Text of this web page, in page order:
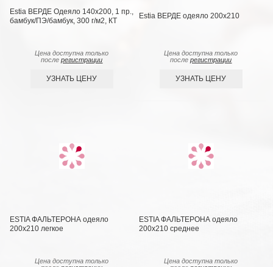
Estia ВЕРДЕ Одеяло 140х200, 1 пр.,
бамбук/ПЭ/бамбук, 300 г/м2, КТ
Цена доступна только
послерегистрации
УЗНАТЬ ЦЕНУ
Estia ВЕРДЕ одеяло 200х210
Цена доступна только
послерегистрации
УЗНАТЬ ЦЕНУ
ESTIA ФАЛЬТЕРОНА одеяло
200х210 легкое
Цена доступна только
ESTIA ФАЛЬТЕРОНА одеяло
200х210 среднее
Цена доступна только